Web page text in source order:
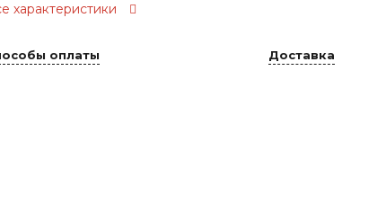
характеристики
оплаты Доставка